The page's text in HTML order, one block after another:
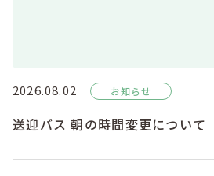
2026.08.02 お知らせ
送迎バス 朝の時間変更について